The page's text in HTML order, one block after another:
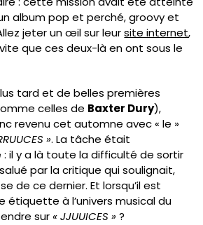
album pop et perché, groovy et
jeter un œil sur leursite internet,
que ces deux-là en ont sous le
tard et de belles premières
celles de Baxter Dury),
revenu cet automne avec « le »
». La tâche était
il y a là toute la difficulté de sortir
par la critique qui soulignait,
de ce dernier. Et lorsqu’il est
étiquette à l’univers musical du
sur« JJUUICES »?